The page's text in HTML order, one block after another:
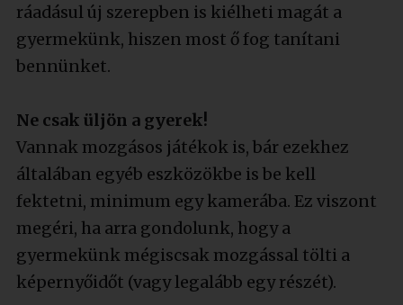
ráadásul új szerepben is kiélheti magát a
gyermekünk, hiszen most ő fog tanítani
bennünket.
Ne csak üljön a gyerek!
Vannak mozgásos játékok is, bár ezekhez
általában egyéb eszközökbe is be kell
fektetni, minimum egy kamerába. Ez viszont
megéri, ha arra gondolunk, hogy a
gyermekünk mégiscsak mozgással tölti a
képernyőidőt (vagy legalább egy részét).